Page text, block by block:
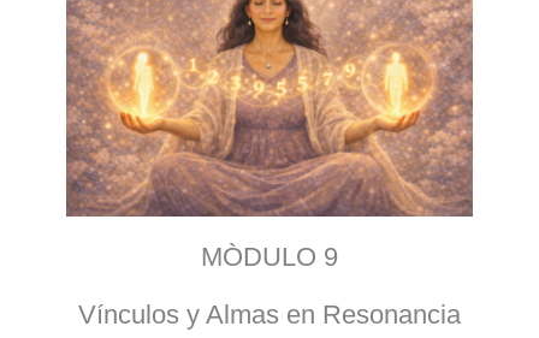
MÒDULO 9
Vínculos y Almas en Resonancia